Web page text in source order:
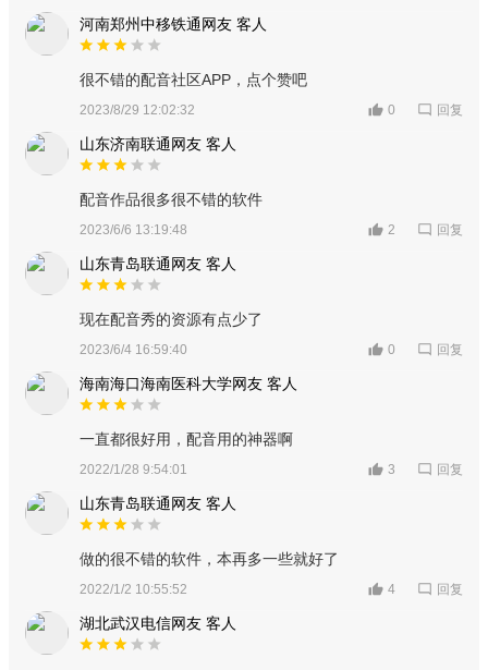
河南郑州中移铁通网友 客人
很不错的配音社区APP，点个赞吧
2023/8/29 12:02:32 0 回复
山东济南联通网友 客人
配音作品很多很不错的软件
2023/6/6 13:19:48 2 回复
山东青岛联通网友 客人
现在配音秀的资源有点少了
2023/6/4 16:59:40 0 回复
海南海口海南医科大学网友 客人
一直都很好用，配音用的神器啊
2022/1/28 9:54:01 3 回复
山东青岛联通网友 客人
做的很不错的软件，本再多一些就好了
2022/1/2 10:55:52 4 回复
湖北武汉电信网友 客人